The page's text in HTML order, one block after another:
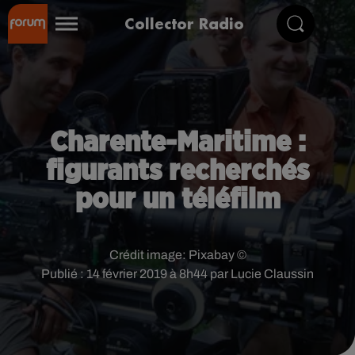
Collector Radio
Charente-Maritime :
figurants recherchés
pour un téléfilm
Publié : 14 février 2019 à 8h44 par Lucie Claussin
Crédit image: Pixabay ©